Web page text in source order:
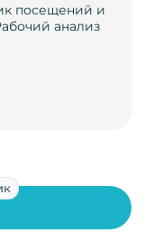
посещений и
анализ